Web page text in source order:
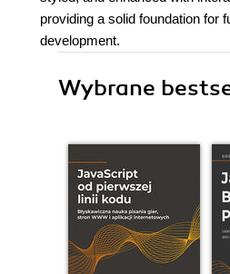
providing a solid foundation for
development.
Wybrane